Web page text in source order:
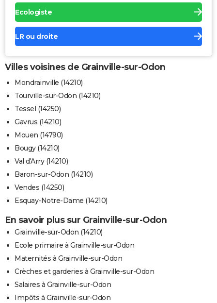
Ecologiste
LR ou droite
Villes voisines de Grainville-sur-Odon
Mondrainville (14210)
Tourville-sur-Odon (14210)
Tessel (14250)
Gavrus (14210)
Mouen (14790)
Bougy (14210)
Val d'Arry (14210)
Baron-sur-Odon (14210)
Vendes (14250)
Esquay-Notre-Dame (14210)
En savoir plus sur Grainville-sur-Odon
Grainville-sur-Odon (14210)
Ecole primaire à Grainville-sur-Odon
Maternités à Grainville-sur-Odon
Crèches et garderies à Grainville-sur-Odon
Salaires à Grainville-sur-Odon
Impôts à Grainville-sur-Odon